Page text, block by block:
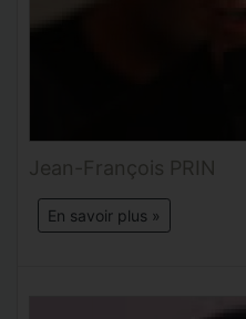
Jean-François PRIN
En savoir plus »